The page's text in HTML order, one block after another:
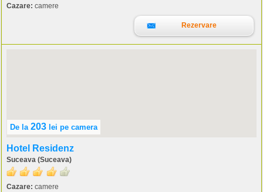
Cazare: camere
Rezervare
De la 203 lei pe camera
Hotel Residenz
Suceava (Suceava)
Cazare: camere